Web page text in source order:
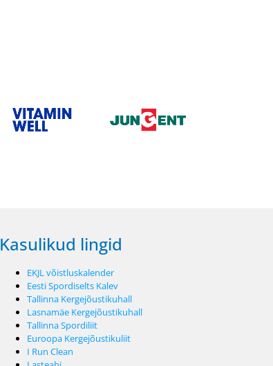
Kasulikud lingid
EKJL võistluskalender
Eesti Spordiselts Kalev
Tallinna Kergejõustikuhall
Lasnamäe Kergejõustikuhall
Tallinna Spordiliit
Euroopa Kergejõustikuliit
I Run Clean